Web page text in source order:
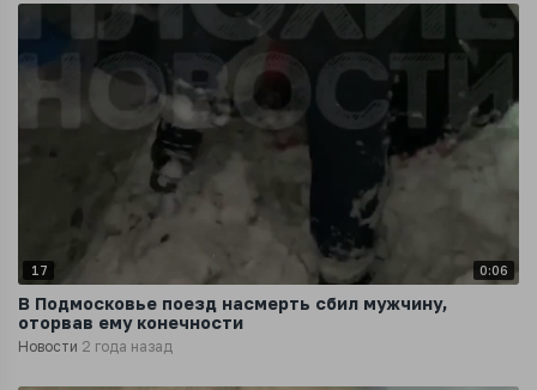
17 0:06
В Подмосковье поезд насмерть сбил мужчину,
оторвав ему конечности
Новости 2 года назад